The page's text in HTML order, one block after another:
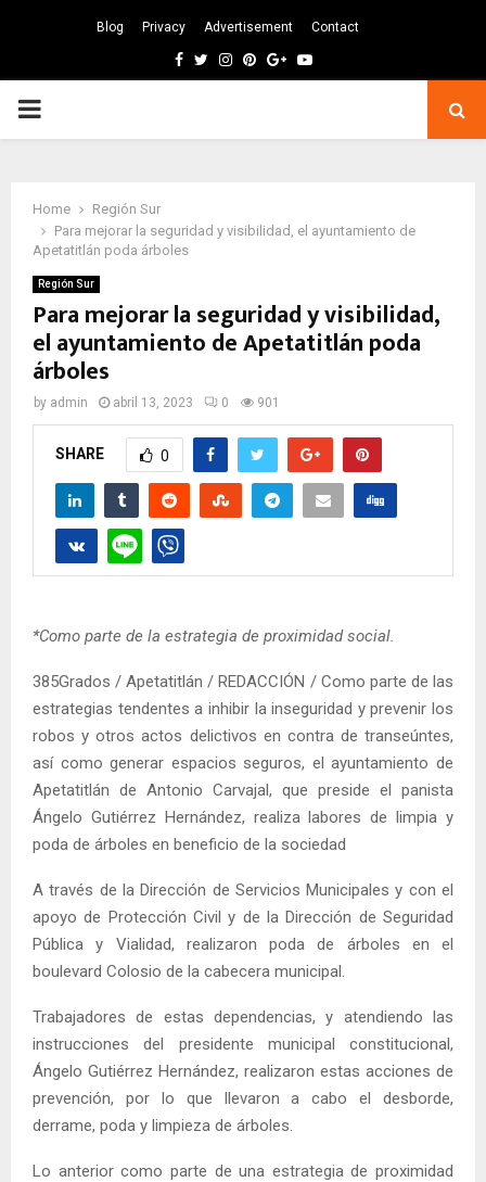
Blog Privacy Advertisement Contact
Facebook
TwitterInstagram
Pinterest
GoogleYoutube
PRIMARY
Home
Región Sur
Para mejorar la seguridad y visibilidad, el ayuntamiento de
Apetatitlán poda árboles
Región Sur
Para mejorar la seguridad y visibilidad,
el ayuntamiento de Apetatitlán poda
árboles
by admin abril 13, 2023 0 901
SHARE 0
*Como parte de la estrategia de proximidad social.
385Grados / Apetatitlán / REDACCIÓN / Como parte de las
estrategias tendentes a inhibir la inseguridad y prevenir los
robos y otros actos delictivos en contra de transeúntes,
así como generar espacios seguros, el ayuntamiento de
Apetatitlán de Antonio Carvajal, que preside el panista
Ángelo Gutiérrez Hernández, realiza labores de limpia y
poda de árboles en beneficio de la sociedad
A través de la Dirección de Servicios Municipales y con el
apoyo de Protección Civil y de la Dirección de Seguridad
Pública y Vialidad, realizaron poda de árboles en el
boulevard Colosio de la cabecera municipal.
Trabajadores de estas dependencias, y atendiendo las
instrucciones del presidente municipal constitucional,
Ángelo Gutiérrez Hernández, realizaron estas acciones de
prevención, por lo que llevaron a cabo el desborde,
derrame, poda y limpieza de árboles.
Lo anterior como parte de una estrategia de proximidad